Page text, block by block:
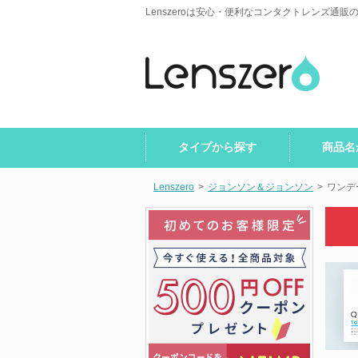
Lenszeroは安心・便利なコンタクトレンズ通販
タイプから探す 商品
Lenszero > ジョンソン＆ジョンソン > ワン